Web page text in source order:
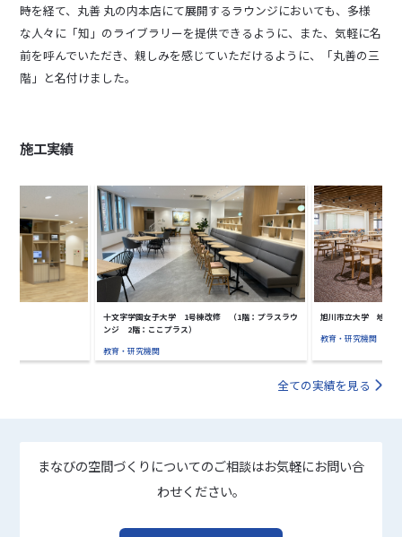
時を経て、丸善 丸の内本店にて展開するラウンジにおいても、多様
な人々に「知」のライブラリーを提供できるように、また、気軽に名
前を呼んでいただき、親しみを感じていただけるように、「丸善の三
階」と名付けました。
施工実績
十文字学園女子大学 1号棟改修 （1階：プラスラウ
ンジ 2階：ここプラス）
教育・研究機関
旭川市立大学 地域創
教育・研究機関
全ての実績を見る
まなびの空間づくりについてのご相談はお気軽にお問い合
わせください。